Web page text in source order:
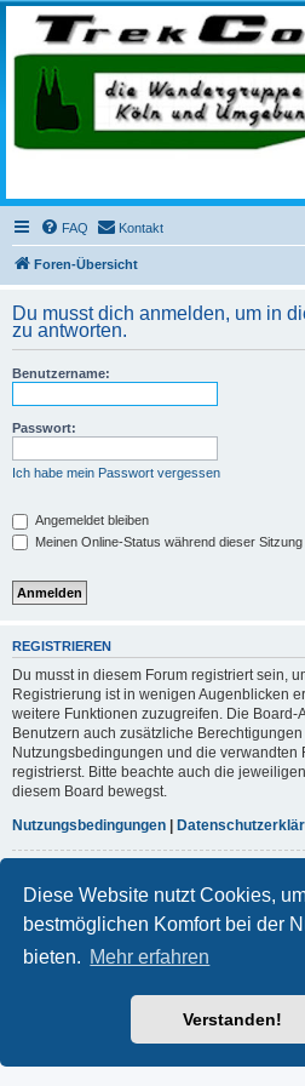
Diese Website nutzt Cookies,
bestmöglichen Komfort bei der
bieten. Mehr erfahren
Verstanden!
trekcologne.de
Wanderungen rund um Köln
FAQ Kontakt
Foren-Übersicht
Du musst dich anmelden, um in
zu antworten.
Benutzername:
Passwort:
Ich habe mein Passwort vergessen
Angemeldet bleiben
Meinen Online-Status während dieser
REGISTRIEREN
Du musst in diesem Forum registriert sein,
Registrierung ist in wenigen Augenblicken
weitere Funktionen zuzugreifen. Die Board-
Benutzern auch zusätzliche
Nutzungsbedingungen und die verwandten
registrierst. Bitte beachte auch die
diesem Board bewegst.
Nutzungsbedingungen |
Foren-Übersicht
Datenschutz|